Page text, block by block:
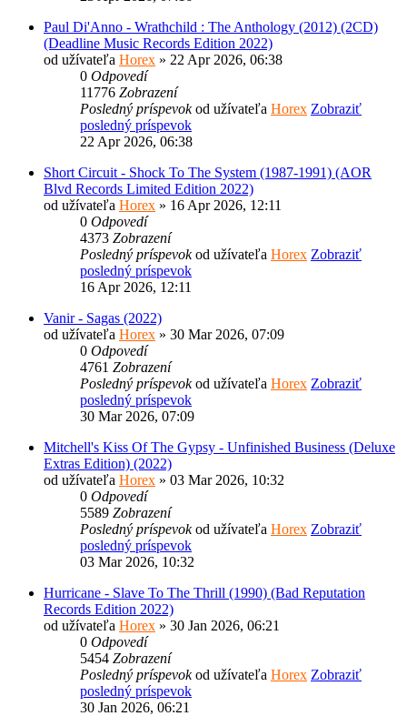
Paul Di'Anno - Wrathchild : The Anthology (2012) (2CD)
(Deadline Music Records Edition 2022)
od užívateľa Horex » 22 Apr 2026, 06:38
0 Odpovedí
11776 Zobrazení
Posledný príspevokod užívateľa Horex Zobraziť
posledný príspevok
22 Apr 2026, 06:38
Short Circuit - Shock To The System (1987-1991) (AOR
Blvd Records Limited Edition 2022)
od užívateľa Horex » 16 Apr 2026, 12:11
0 Odpovedí
4373 Zobrazení
Posledný príspevokod užívateľa Horex Zobraziť
posledný príspevok
16 Apr 2026, 12:11
Vanir - Sagas (2022)
od užívateľa Horex » 30 Mar 2026, 07:09
0 Odpovedí
4761 Zobrazení
Posledný príspevokod užívateľa Horex Zobraziť
posledný príspevok
30 Mar 2026, 07:09
Mitchell's Kiss Of The Gypsy - Unfinished Business (Deluxe
Extras Edition) (2022)
od užívateľa Horex » 03 Mar 2026, 10:32
0 Odpovedí
5589 Zobrazení
Posledný príspevokod užívateľa Horex Zobraziť
posledný príspevok
03 Mar 2026, 10:32
Hurricane - Slave To The Thrill (1990) (Bad Reputation
Records Edition 2022)
od užívateľa Horex » 30 Jan 2026, 06:21
0 Odpovedí
5454 Zobrazení
Posledný príspevokod užívateľa Horex Zobraziť
posledný príspevok
30 Jan 2026, 06:21